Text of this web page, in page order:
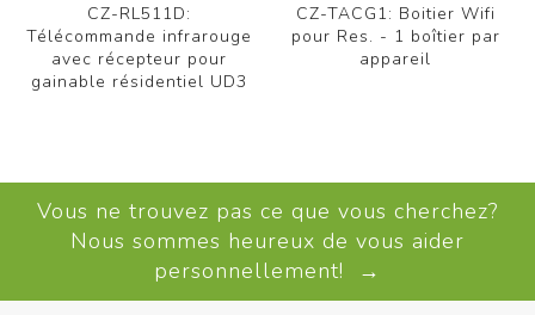
CZ-RL511D:
Télécommande infrarouge
avec récepteur pour
gainable résidentiel UD3
CZ-TACG1: Boitier Wifi
pour Res. - 1 boîtier par
appareil
Vous ne trouvez pas ce que vous cherchez?
Nous sommes heureux de vous aider
personnellement! →